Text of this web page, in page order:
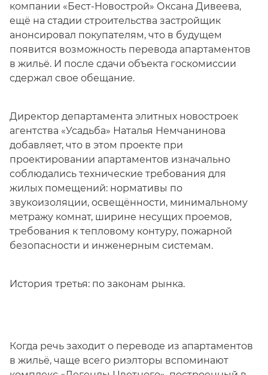
компании «Бест-Новострой» Оксана Дивеева,
ещё на стадии строительства застройщик
анонсировал покупателям, что в будущем
появится возможность перевода апартаментов
в жильё. И после сдачи объекта госкомиссии
сдержал свое обещание.
Директор департамента элитных новостроек
агентства «Усадьба» Наталья Немчанинова
добавляет, что в этом проекте при
проектировании апартаментов изначально
соблюдались технические требования для
жилых помещений: нормативы по
звукоизоляции, освещённости, минимальному
метражу комнат, ширине несущих проемов,
требования к тепловому контуру, пожарной
безопасности и инженерным системам.
История третья: по законам рынка.
Когда речь заходит о переводе из апартаментов
в жильё, чаще всего риэлторы вспоминают